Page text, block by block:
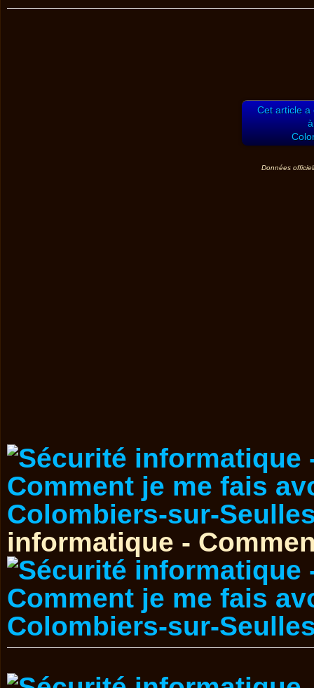
Cet article a
Données
informatique -